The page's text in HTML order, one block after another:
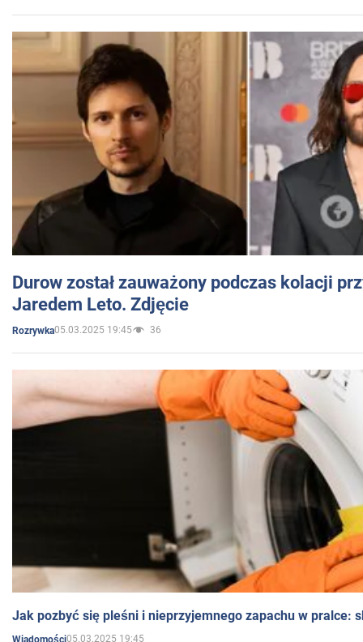
Durow został zauważony podczas kolacji
Jaredem Leto. Zdjęcie
Rozrywka05.03.2025 19:45 36
Jak pozbyć się pleśni i nieprzyjemnego zapachu w pralce:
Wiadomości05.03.2025 19:45